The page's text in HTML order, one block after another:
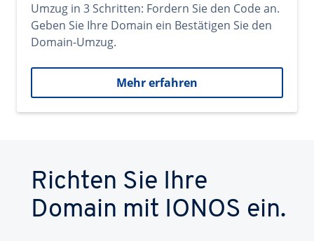
Umzug in 3 Schritten: Fordern Sie den Code an.
Geben Sie Ihre Domain ein Bestätigen Sie den
Domain-Umzug.
Mehr erfahren
Richten Sie Ihre
Domain mit IONOS ein.